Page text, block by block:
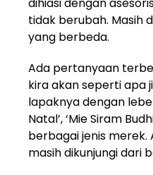
dihiasi dengan
tidak berubah. Masih
yang berbeda.
Ada pertanyaan
kira akan seperti apa
lapaknya dengan
Natal’, ‘Mie Siram
berbagai jenis merek.
masih dikunjungi dari